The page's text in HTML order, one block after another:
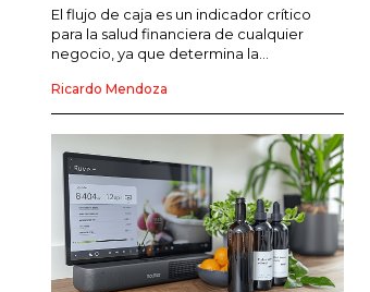
ESTRATEGIA
EMPRESAS FAMILIARES Y SUCESIÓN
NEGOCIACIÓN Y RESOLUCIÓN DE
CONFLICTOS
DERECHO EMPRESARIAL Y
REGULACIONES
ÉXITO EMPRESARIAL Y CASOS DE
ESTUDIO
El flujo de caja es un indicador crítico
para la salud financiera de cualquier
negocio, ya que determina la...
Ricardo Mendoza